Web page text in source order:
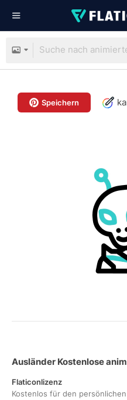
Speichern
Ausländer Kostenlose
Flaticonlizenz
Kostenlos für den